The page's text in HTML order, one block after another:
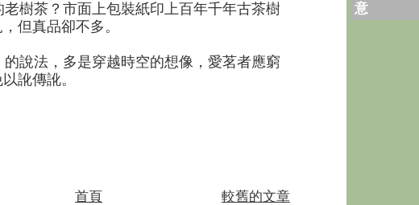
樹茶？市面上包裝紙印上百年千年古茶樹
但真品卻不多。
說法，多是穿越時空的想像，愛茗者應窮
訛傳訛。
較舊的文章
首頁
意